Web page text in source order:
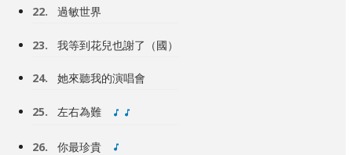
22. 過敏世界
23. 我等到花兒也謝了（國）
24. 她來聽我的演唱會
25. 左右為難
26. 你最珍貴